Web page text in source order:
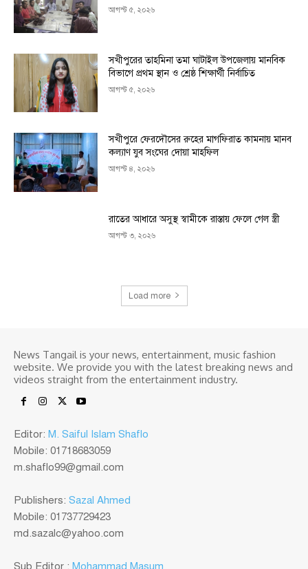
আগস্ট ৫, ২০২৬
সখীপুরের তাহমিনা তমা ঘাটাইল উপজেলায় মানবিক
বিভাগে প্রথম স্থান ও শ্রেষ্ঠ শিক্ষার্থী নির্বাচিত
আগস্ট ৫, ২০২৬
সখীপুরে ফেরদৌসের রুহের মাগফিরাত কামনায় মানব
কল্যাণ যুব সংঘের দোয়া মাহফিল
আগস্ট ৪, ২০২৬
রাতের আধারে অসুস্থ স্বামীকে রাস্তায় ফেলে গেল স্ত্রী
আগস্ট ৩, ২০২৬
Load more
News Tangail is your news, entertainment, music fashion
website. We provide you with the latest breaking news and
videos straight from the entertainment industry.
Editor: M. Saiful Islam Shaflo
Mobile: 01718683059
m.shaflo99@gmail.com
Publishers: Sazal Ahmed
Mobile: 01737729423
md.sazalc@yahoo.com
Sub Editor : Mohammad Masum